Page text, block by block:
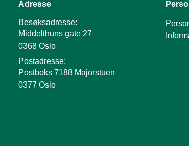
Adresse
Besøksadresse:
Middelthuns gate 27
0368 Oslo
Postadresse:
Postboks 7188 Majorstuen
0377 Oslo